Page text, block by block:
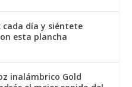
cada día y siéntete
esta plancha
inalámbrico Gold